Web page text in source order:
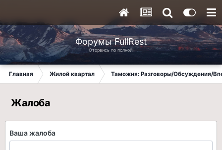
Форумы FullRest
Оторвись по полной!
Главная Жилой квартал Таможня: Разговоры/Обсуждения/
Жалоба
Ваша жалоба